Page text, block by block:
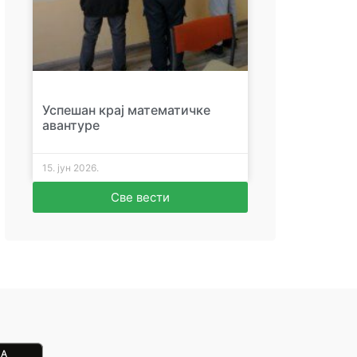
Успешан крај математичке
авантуре
15. јун 2026.
Све вести